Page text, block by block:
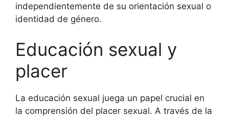
independientemente de su orientación sexual o
identidad de género.
Educación sexual y
placer
La educación sexual juega un papel crucial en
la comprensión del placer sexual. A través de la